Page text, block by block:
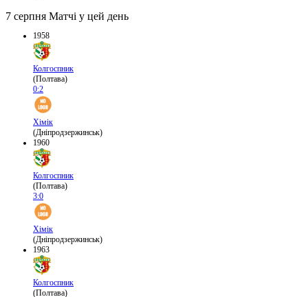
7 серпня Матчі у цей день
1958
Колгоспник
(Полтава)
0:2
Хімік
(Дніпродзержинськ)
1960
Колгоспник
(Полтава)
3:0
Хімік
(Дніпродзержинськ)
1963
Колгоспник
(Полтава)